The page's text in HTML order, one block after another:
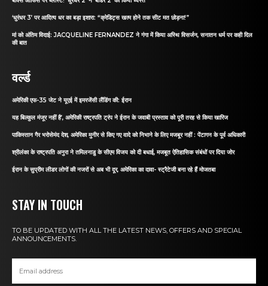
‘धुरंधर 3’ पर आदित्य धर का बड़ा इशारा: “क्रेडिट्स खत्म होने तक सीट मत छोड़ना!”
मां को अंतिम विदाई: JACQUELINE FERNANDEZ ने गंगा में किया अस्थि विसर्जन, सनातन धर्म पर कही दिल
की बात
वर्ल्ड
अमेरिकी एफ-35 जेट ने यूएई में इमरजेंसी लैंडिंग की: ईरान
यह बिल्कुल मंजूर नहीं है’, अमेरिकी राष्ट्रपति ट्रंप ने ईरान के जवाबी प्रस्ताव को पूरी तरह से किया खारिज
पाकिस्तान गैर भरोसेमंद देश, अमेरिका मुनीर से किए गए वादे को निभाने के लिए मजबूर नहीं : पेंटागन के पूर्व अधिकारी
श्रीलंका के राष्ट्रपति अनुरा ने तमिलनाडु के सीएम विजय को दी बधाई, मजबूत ऐतिहासिक संबंधों पर दिया जोर
ईरान के सुप्रीम लीडर लोगों की नजरों से अब भी दूर, अमेरिका का दावा- स्ट्रैटेजी बना रहे हैं मोजतबा
STAY IN TOUCH
TO BE UPDATED WITH ALL THE LATEST NEWS, OFFERS AND SPECIAL
ANNOUNCEMENTS.